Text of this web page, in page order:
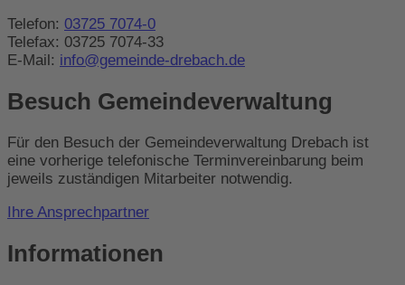
Telefon: 03725 7074-0
Telefax: 03725 7074-33
E-Mail: info@gemeinde-drebach.de
Besuch Gemeindeverwaltung
Für den Besuch der Gemeindeverwaltung Drebach ist
eine vorherige telefonische Terminvereinbarung beim
jeweils zuständigen Mitarbeiter notwendig.
Ihre Ansprechpartner
Informationen